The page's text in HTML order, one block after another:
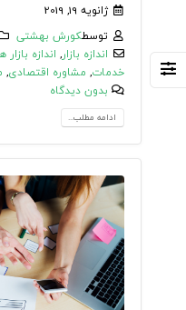
ژانویه 19, 2019
توسطکورش بهشتی
اندازه بازار, اندازه
خدمات, مشاوره اقتصادی,
بدون دیدگاه
ادامه مطلب...